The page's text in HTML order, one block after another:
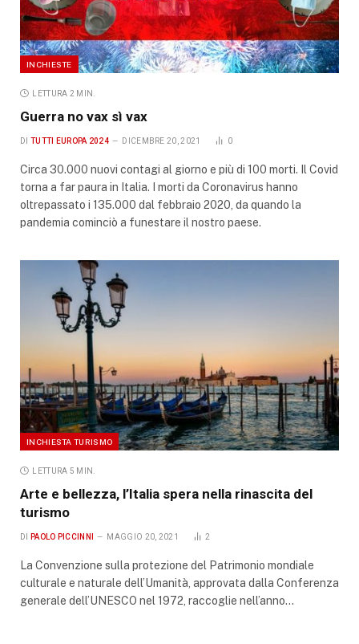
INCHIESTE
LETTURA 2 MIN.
Guerra no vax sì vax
DI TUTTI EUROPA 2024 DICEMBRE 20, 2021 0
Circa 30.000 nuovi contagi al giorno e più di 100 morti. Il Covid
torna a far paura in Italia. I morti da Coronavirus hanno
oltrepassato i 135.000 dal febbraio 2020, da quando la
pandemia cominciò a funestare il nostro paese.
INCHIESTA TURISMO
LETTURA 5 MIN.
Arte e bellezza, l’Italia spera nella rinascita del
turismo
DI PAOLO PICCINNI MAGGIO 20, 2021 2
La Convenzione sulla protezione del Patrimonio mondiale
culturale e naturale dell’Umanità, approvata dalla Conferenza
generale dell’UNESCO nel 1972, raccoglie nell’anno…